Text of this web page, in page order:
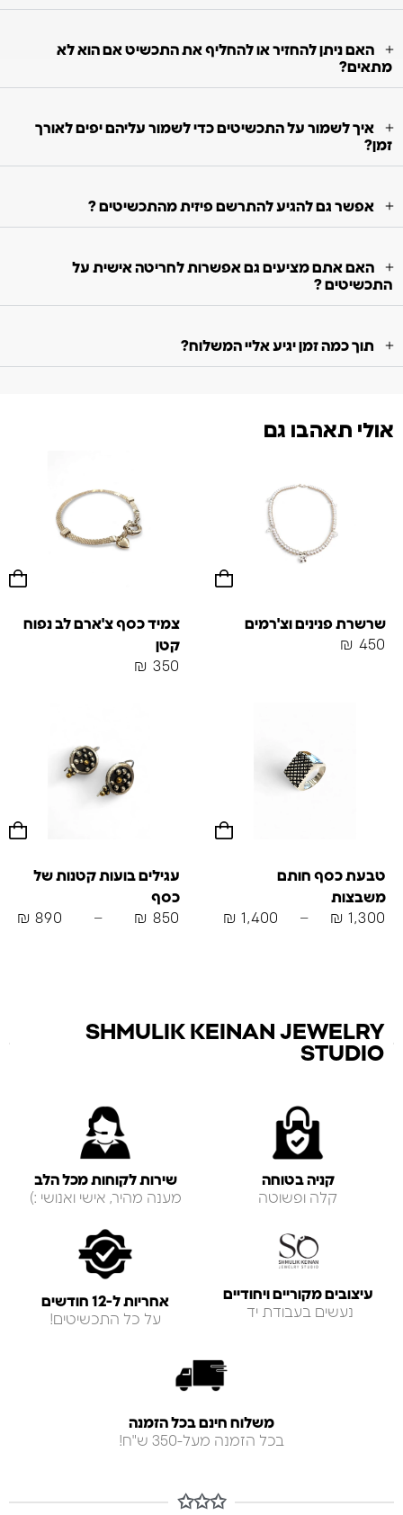
האם ניתן להחזיר או להחליף את התכשיט אם הוא לא
מתאים?
איך לשמור על התכשיטים כדי לשמור עליהם יפים לאורך
זמן?
אפשר גם להגיע להתרשם פיזית מהתכשיטים ?
האם אתם מציעים גם אפשרות לחריטה אישית על
התכשיטים ?
תוך כמה זמן יגיע אליי המשלוח?
אולי תאהבו גם
שרשרת פנינים וצ'רמים
₪ 450
צמיד כסף צ'ארם לב נפוח
קטן
₪ 350
טבעת כסף חותם
משבצות
₪ 1,300
–
₪ 1,400
עגילים בועות קטנות של
כסף
₪ 850
–
₪ 890
SHMULIK KEINAN JEWELRY
STUDIO
קניה בטוחה
קלה ופשוטה
שירות לקוחות מכל הלב
מענה מהיר, אישי ואנושי :)
עיצובים מקוריים ויחודיים
נעשים בעבודת יד
אחריות ל-12 חודשים
על כל התכשיטים!
משלוח חינם בכל הזמנה
בכל הזמנה מעל-350 ש"ח!
✩✩✩